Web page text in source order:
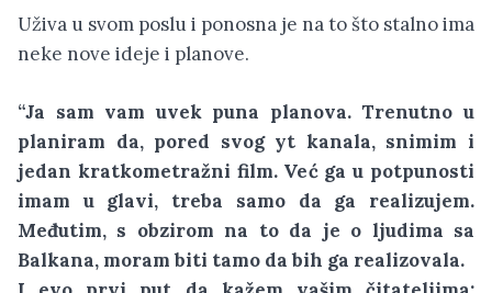
Uživa u svom poslu i ponosna je na to što stalno ima
neke nove ideje i planove.
“Ja sam vam uvek puna planova. Trenutno u
planiram da, pored svog yt kanala, snimim i
jedan kratkometražni film. Već ga u potpunosti
imam u glavi, treba samo da ga realizujem.
Međutim, s obzirom na to da je o ljudima sa
Balkana, moram biti tamo da bih ga realizovala.